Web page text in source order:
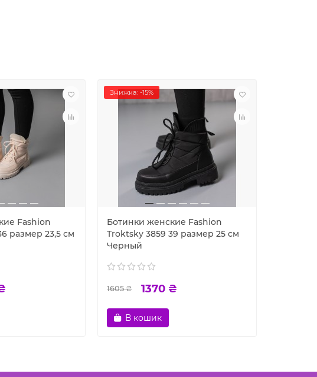
Fashion
размер 23,5 см
Знижка: -15%
Ботинки женские Fashion
Troktsky 3859 39 размер 25 см
Черный
1605 ₴ 1370 ₴
В кошик